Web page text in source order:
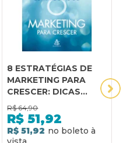
8 ESTRATÉGIAS DE
MARKETING PARA
CRESCER: DICAS
PRÁTICAS PARA
DESENVOLVER SEU
NEGÓCIO
R$ 64,90
R$ 51,92
R$ 51,92